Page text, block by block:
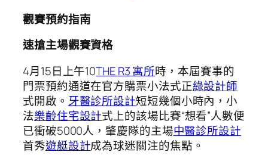
觀賽預約指南
速搶主場觀賽資格
4月15日上午10THE R3 寓所時，本屆賽事的
門票預約通道在官方購票小法式正綠設計師
式開啟。 牙醫診所設計短短幾個小時內，小
法樂齡住宅設計式上的該場比賽“想看”人數便
已衝破5000人，肇慶隊的主場中醫診所設計
首秀遊艇設計成為球迷關注的焦點。